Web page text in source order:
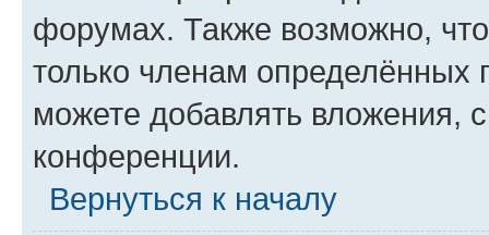
форумах. Также возможно,
только членам определённых
можете добавлять вложения,
конференции.
Вернуться к началу